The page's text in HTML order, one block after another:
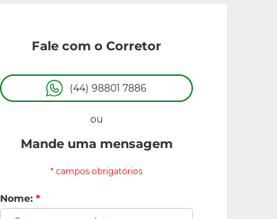
Fale com o Corretor
(44) 98801 7886
ou
Mande uma mensagem
* campos obrigatórios
Nome:*